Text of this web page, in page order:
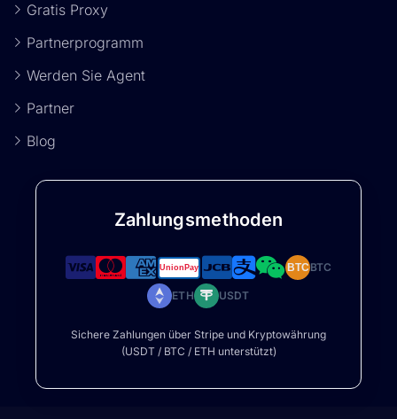
Gratis Proxy
Partnerprogramm
Werden Sie Agent
Partner
Blog
Zahlungsmethoden
BTCBTC
ETH USDT
Sichere Zahlungen über Stripe und Kryptowährung
(USDT / BTC / ETH unterstützt)